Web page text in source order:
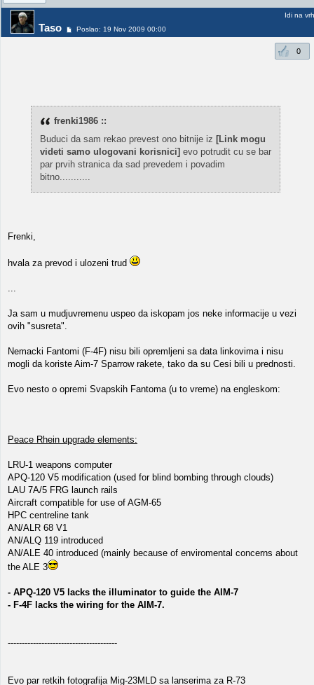
Taso Poslao: 19 Nov 2009 00:00
Idi na vrh
0
frenki1986 ::
Buduci da sam rekao prevest ono bitnije iz [Link mogu
videti samo ulogovani korisnici] evo potrudit cu se bar
par prvih stranica da sad prevedem i povadim
bitno...........
Frenki,
hvala za prevod i ulozeni trud
...
Ja sam u mudjuvremenu uspeo da iskopam jos neke informacije u vezi
ovih "susreta".
Nemacki Fantomi (F-4F) nisu bili opremljeni sa data linkovima i nisu
mogli da koriste Aim-7 Sparrow rakete, tako da su Cesi bili u prednosti.
Evo nesto o opremi Svapskih Fantoma (u to vreme) na engleskom:
Peace Rhein upgrade elements:
LRU-1 weapons computer
APQ-120 V5 modification (used for blind bombing through clouds)
LAU 7A/5 FRG launch rails
Aircraft compatible for use of AGM-65
HPC centreline tank
AN/ALR 68 V1
AN/ALQ 119 introduced
AN/ALE 40 introduced (mainly because of enviromental concerns about
the ALE 3
- APQ-120 V5 lacks the illuminator to guide the AIM-7
- F-4F lacks the wiring for the AIM-7.
---------------------------------------
Evo par retkih fotografija Mig-23MLD sa lanserima za R-73